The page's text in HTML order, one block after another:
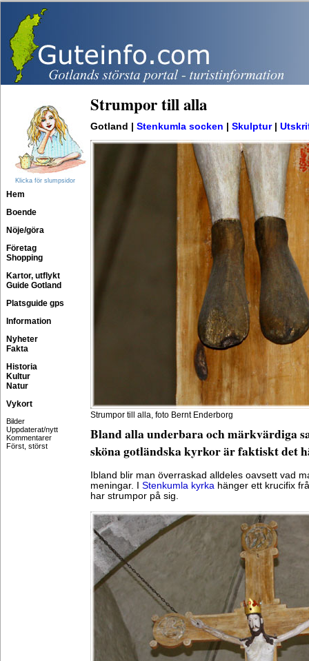
Klicka för slumpsidor
Hem
Boende
Nöje/göra
Företag
Shopping
Kartor, utflykt
Guide Gotland
Platsguide gps
Information
Nyheter
Fakta
Historia
Kultur
Natur
Vykort
Bilder
Uppdaterat/nytt
Kommentarer
Först, störst
Strumpor till alla
Gotland | Stenkumla socken Skulptur|
Strumpor till alla, foto Bernt Enderborg
Bland alla underbara och märkvärdiga
sköna gotländska kyrkor är faktiskt det
Ibland blir man överraskad alldeles oavsett vad
meningar. I Stenkumla kyrka hänger ett krucifix
har strumpor på sig.